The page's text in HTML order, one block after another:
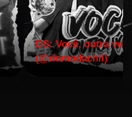
DS: Você, outra vez!
(@domodachii)